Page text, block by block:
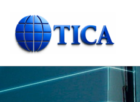
content